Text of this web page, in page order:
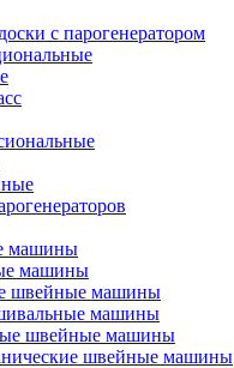
с парогенератором
машины
машины
швейные машины
машины
швейные машины
швейные машины